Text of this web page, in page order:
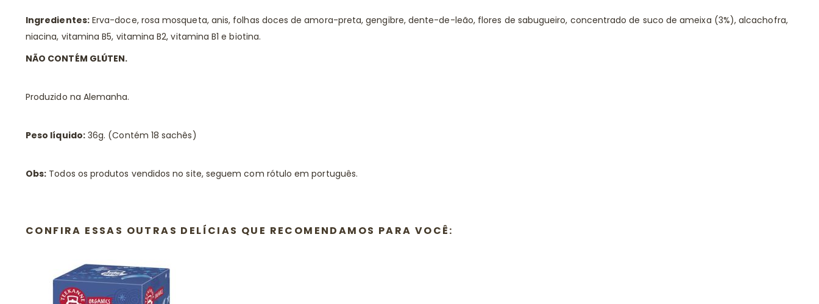
Ingredientes:Erva-doce, rosa mosqueta, anis, folhas doces de amora-preta, gengibre, dente-de-leão, flores de sabugueiro, concentrado de suco de ameixa (3%), alcachofra,
niacina, vitamina B5, vitamina B2, vitamina B1 e biotina.
NÃO CONTÉM GLÚTEN.
Produzido na Alemanha.
Peso líquido:36g. (Contém 18 sachês)
Obs: Todos os produtos vendidos no site, seguem com rótulo em português.
CONFIRA ESSAS OUTRAS DELÍCIAS QUE RECOMENDAMOS PARA VOCÊ: